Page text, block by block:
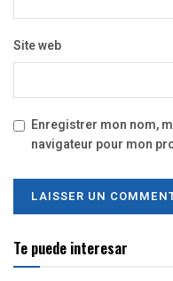
Site web
Enregistrer mon nom,
navigateur pour mon
Te puede interesar